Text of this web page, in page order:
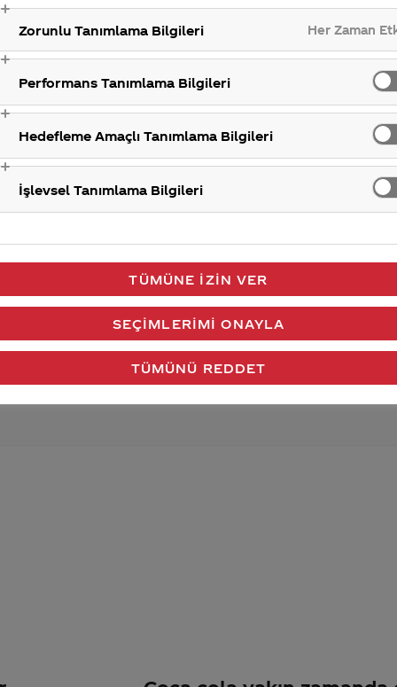
Yeni
verdiğimiz cevap aklındaki soru işaretlerini giderdi
Gönder
Zorunlu Tanımlama Bilgileri Her Zaman
Performans Tanımlama Bilgileri
Hedefleme Amaçlı Tanımlama Bilgileri
İşlevsel Tanımlama Bilgileri
TÜMÜNE İZIN VER
TÜMÜNÜ REDDET
SEÇIMLERIMI ONAYLA